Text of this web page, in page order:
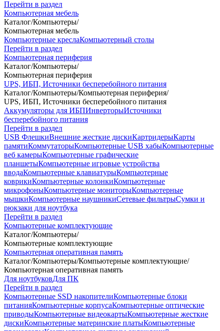
Перейти в раздел
Компьютерная мебель
Каталог/Компьютеры/
Компьютерная мебель
Компьютерные креслаКомпьютерный столы
Перейти в раздел
Компьютерная периферия
Каталог/Компьютеры/
Компьютерная периферия
UPS, ИБП, Источники бесперебойного питания
Каталог/Компьютеры/Компьютерная периферия/
UPS, ИБП, Источники бесперебойного питания
Аккумуляторы для ИБПИнверторыИсточники
бесперебойного питания
Перейти в раздел
USB ФлешкиВнешние жесткие дискиКартридерыКарты
памятиКоммутаторыКомпьютерные USB хабыКомпьютерные
веб камерыКомпьютерные графические
планшетыКомпьютерные игровые устройства
вводаКомпьютерные клавиатурыКомпьютерные
коврикиКомпьютерные колонкиКомпьютерные
микрофоныКомпьютерные мониторыКомпьютерные
мышкиКомпьютерные наушникиСетевые фильтрыСумки и
рюкзаки для ноутбука
Перейти в раздел
Компьютерные комплектующие
Каталог/Компьютеры/
Компьютерные комплектующие
Компьютерная оперативная память
Каталог/Компьютеры/Компьютерные комплектующие/
Компьютерная оперативная память
Для ноутбуковДля ПК
Перейти в раздел
Компьютерные SSD накопителиКомпьютерные блоки
питанияКомпьютерные корпусаКомпьютерные оптические
приводыКомпьютерные видеокартыКомпьютерные жесткие
дискиКомпьютерные материнские платыКомпьютерные